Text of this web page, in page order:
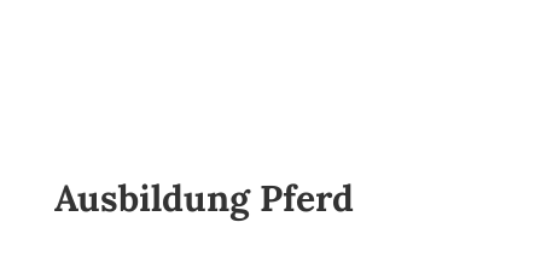
Ausbildung Pferd